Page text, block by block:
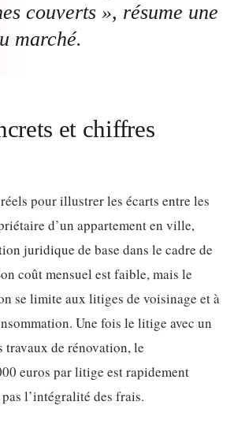
couverts », résume une
marché.
et chiffres
pour illustrer les écarts entre les
d’un appartement en ville,
juridique de base dans le cadre de
coût mensuel est faible, mais le
se limite aux litiges de voisinage et à
Une fois le litige avec un
travaux de rénovation, le
euros par litige est rapidement
l’intégralité des frais.